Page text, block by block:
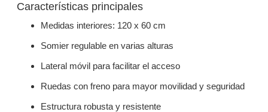
Características principales
Medidas interiores: 120 x 60 cm
Somier regulable en varias alturas
Lateral móvil para facilitar el acceso
Ruedas con freno para mayor movilidad y seguridad
Estructura robusta y resistente